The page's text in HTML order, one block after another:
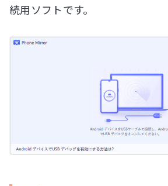
続用ソフトです。